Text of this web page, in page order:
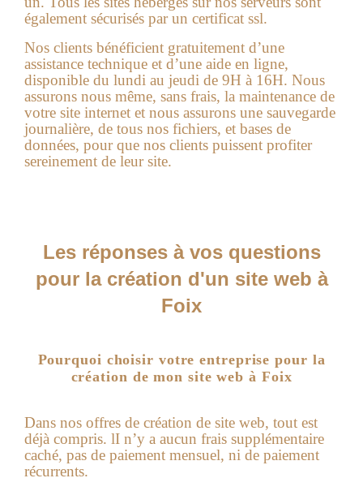
également sécurisés par un certificat ssl.
Nos clients bénéficient gratuitement d’une
assistance technique et d’une aide en ligne,
disponible du lundi au jeudi de 9H à 16H. Nous
assurons nous même, sans frais, la maintenance de
votre site internet et nous assurons une sauvegarde
journalière, de tous nos fichiers, et bases de
données, pour que nos clients puissent profiter
sereinement de leur site.
Les réponses à vos questions
pour la création d'un site web à
Foix
Pourquoi choisir votre entreprise pour la
création de mon site web à Foix
Dans nos offres de création de site web, tout est
déjà compris. lI n’y a aucun frais supplémentaire
caché, pas de paiement mensuel, ni de paiement
récurrents.